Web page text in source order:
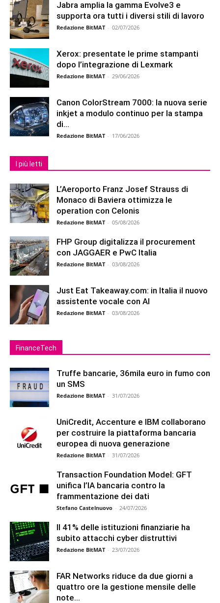
Jabra amplia la gamma Evolve3 e
supporta ora tutti i diversi stili di lavoro
Redazione BitMAT - 02/07/2026
Xerox: presentate le prime stampanti
dopo l’integrazione di Lexmark
Redazione BitMAT - 29/06/2026
Canon ColorStream 7000: la nuova serie
inkjet a modulo continuo per la stampa
di...
Redazione BitMAT - 17/06/2026
I più letti
L’Aeroporto Franz Josef Strauss di
Monaco di Baviera ottimizza le
operation con Celonis
Redazione BitMAT - 05/08/2026
FHP Group digitalizza il procurement
con JAGGAER e PwC Italia
Redazione BitMAT - 03/08/2026
Just Eat Takeaway.com: in Italia il nuovo
assistente vocale con AI
Redazione BitMAT - 03/08/2026
FinanceTech
Truffe bancarie, 36mila euro in fumo con
un SMS
Redazione BitMAT - 31/07/2026
UniCredit, Accenture e IBM collaborano
per costruire la piattaforma bancaria
europea di nuova generazione
Redazione BitMAT - 31/07/2026
Transaction Foundation Model: GFT
unifica l’IA bancaria contro la
frammentazione dei dati
Stefano Castelnuovo - 24/07/2026
Il 41% delle istituzioni finanziarie ha
subito attacchi cyber distruttivi
Redazione BitMAT - 23/07/2026
FAR Networks riduce da due giorni a
quattro ore la gestione mensile delle
note...